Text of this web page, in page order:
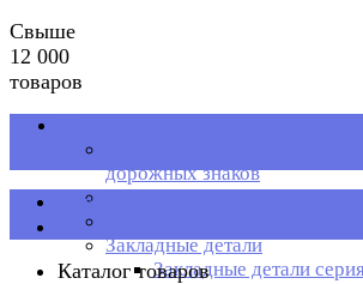
Свыше
12 000
товаров
дорожных знаков
Стеллажи металлические
Закладные детали
Закладные детали
Каталог товаров
Каталог товаров